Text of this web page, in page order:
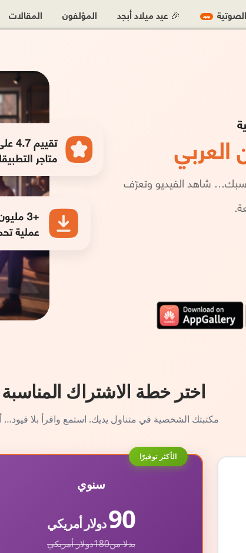
اختر خطة الاشتراك
مكتبتك الشخصية في متناول يديك. استمع واقرأ بلا قيود…
الأكثر توفيرًا
سنوي
90دولار أمريكي
بدلا من180دولار أمريكي
جديد 🎉 عيد ميلاد أبجد المؤلفون المقالات